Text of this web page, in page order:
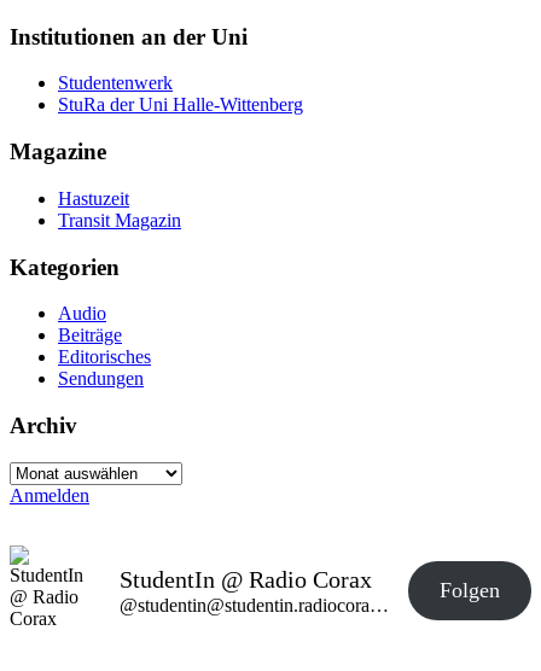
Institutionen an der Uni
Studentenwerk
StuRa der Uni Halle-Wittenberg
Magazine
Hastuzeit
Transit Magazin
Kategorien
Audio
Beiträge
Editorisches
Sendungen
Archiv
Archiv
Anmelden
StudentIn @ Radio Corax
@studentin@studentin.radiocorax.de
Folgen